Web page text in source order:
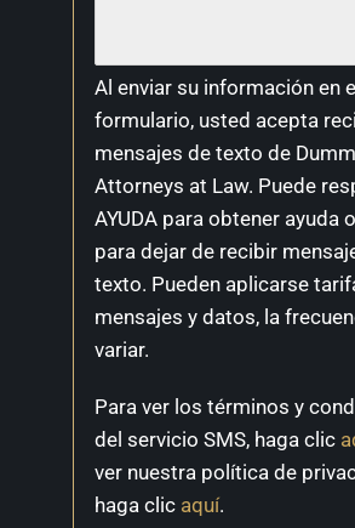
Al enviar su información en
formulario, usted acepta
mensajes de texto de
Attorneys at Law. Puede
AYUDA para obtener ayuda
para dejar de recibir
texto. Pueden aplicarse
mensajes y datos, la
variar.
Para ver los términos y
del servicio SMS, haga clic
ver nuestra política de
haga clic aquí.